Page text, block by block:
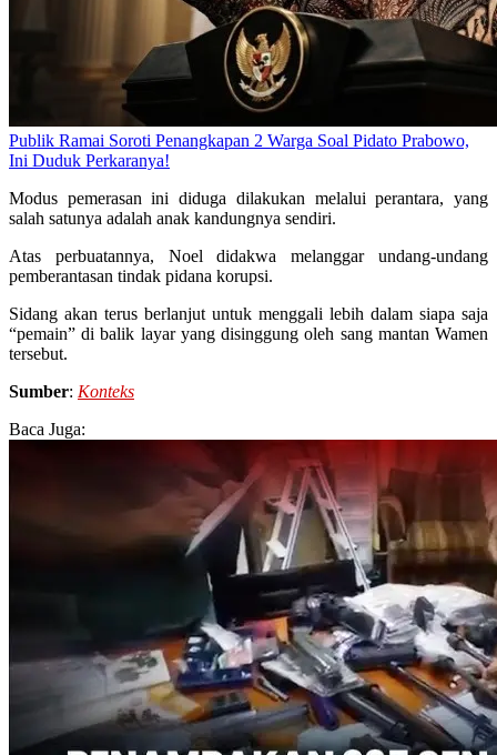
Publik Ramai Soroti Penangkapan 2 Warga Soal Pidato Prabowo,
Ini Duduk Perkaranya!
Modus pemerasan ini diduga dilakukan melalui perantara, yang
salah satunya adalah anak kandungnya sendiri.
Atas perbuatannya, Noel didakwa melanggar undang-undang
pemberantasan tindak pidana korupsi.
Sidang akan terus berlanjut untuk menggali lebih dalam siapa saja
“pemain” di balik layar yang disinggung oleh sang mantan Wamen
tersebut.
Sumber: Konteks
Baca Juga: